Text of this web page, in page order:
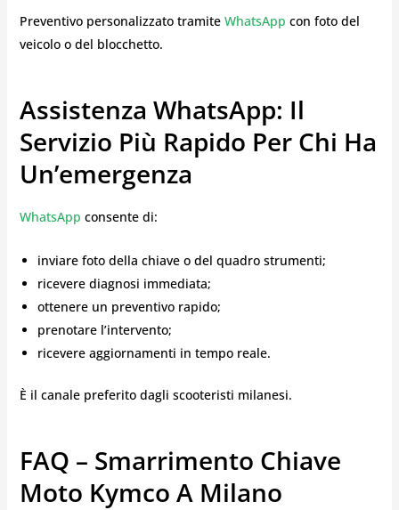
Preventivo personalizzato tramiteWhatsApp con foto del
veicolo o del blocchetto.
Assistenza WhatsApp: Il
Servizio Più Rapido Per Chi Ha
Un’emergenza
WhatsApp consente di:
inviare foto della chiave o del quadro strumenti;
ricevere diagnosi immediata;
ottenere un preventivo rapido;
prenotare l’intervento;
ricevere aggiornamenti in tempo reale.
È il canale preferito dagli scooteristi milanesi.
FAQ – Smarrimento Chiave
Moto Kymco A Milano